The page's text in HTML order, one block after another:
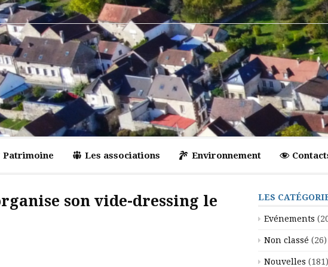
Patrimoine Les associations Environnement
son vide-dressing le
LES
Evénements
Non classé (26)
Nouvelles (181)